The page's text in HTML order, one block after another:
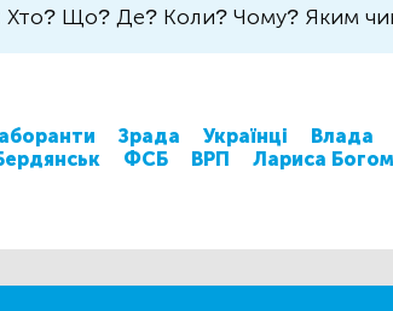
Хто? Що? Де? Коли? Чому? Яким
Зрада Українці Влада
ФСБ ВРП Лариса